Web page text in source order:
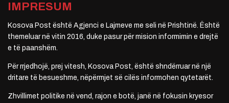
IMPRESUM
Kosova Post është Agjenci e Lajmeve me seli në Prishtinë. Është
themeluar në vitin 2016, duke pasur për mision informimin e drejtë
e të paanshëm.
Për rrjedhojë, prej vitesh, Kosova Post, është shndërruar në një
dritare të besueshme, nëpërmjet së cilës informohen qytetarët.
Zhvillimet politike në vend, rajon e botë, janë në fokusin kryesor